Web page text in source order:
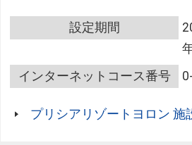
・地中海料理レストラン アネリ
・営業時間：7:00-10:00（ラス
※お食事会場が隣接する炉端焼
ございます。
■メニュー内容
・和食、洋食などのブッフェス
設定期間
インターネットコース番号
プリシアリゾートヨロン 施